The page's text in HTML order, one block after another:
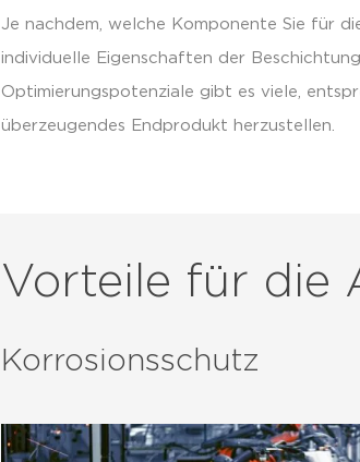
Je nachdem, welche Komponente Sie für
individuelle Eigenschaften der
Optimierungspotenziale gibt es viele,
überzeugendes Endprodukt herzustellen.
Vorteile für die
Korrosionsschutz